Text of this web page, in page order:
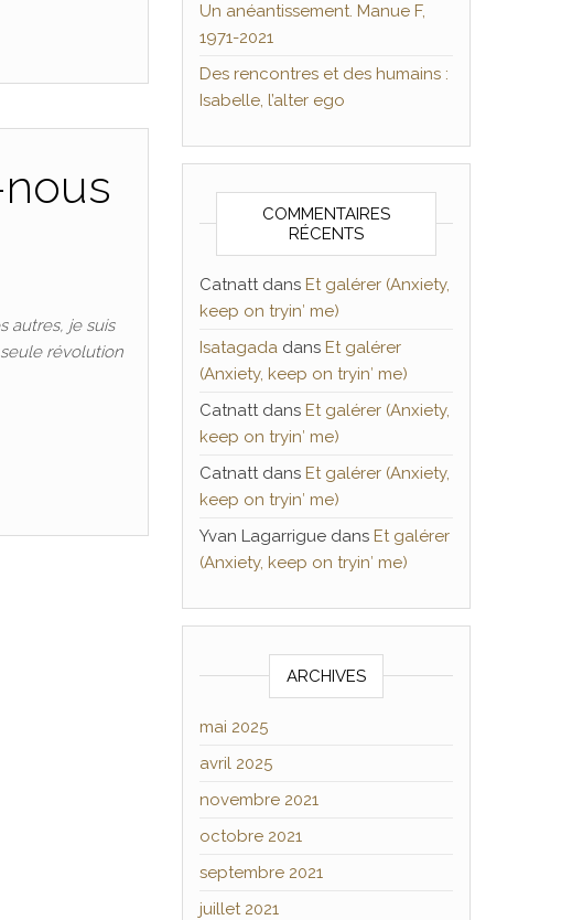
autres, je suis
révolution
Un anéantissement. Manue F,
1971-2021
Des rencontres et des humains :
Isabelle, l’alter ego
COMMENTAIRES
RÉCENTS
Catnattdans Et galérer (Anxiety,
keep on tryin′ me)
Isatagadadans Et galérer
(Anxiety, keep on tryin′ me)
Catnattdans Et galérer (Anxiety,
keep on tryin′ me)
Catnattdans Et galérer (Anxiety,
keep on tryin′ me)
Yvan Lagarriguedans Et galérer
(Anxiety, keep on tryin′ me)
ARCHIVES
mai 2025
avril 2025
novembre 2021
octobre 2021
septembre 2021
juillet 2021